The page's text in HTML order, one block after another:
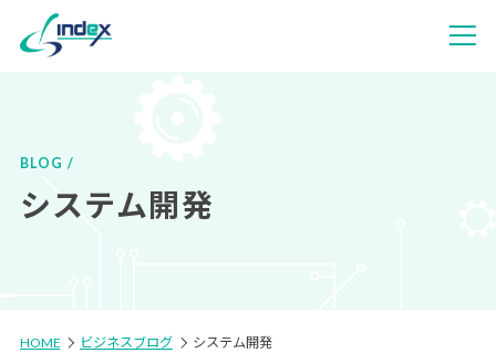
BLOG
システム開発
HOME ビジネスブログ システム開発